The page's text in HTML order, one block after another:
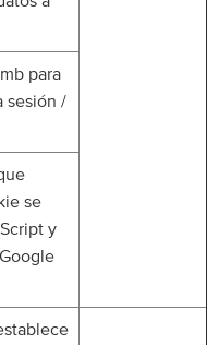
para
sesión /
se
y